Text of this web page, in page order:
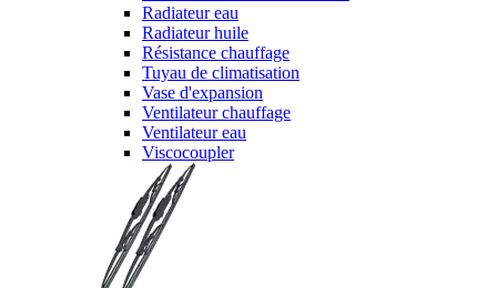
Radiateur eau
Radiateur huile
Résistance chauffage
Tuyau de climatisation
Vase d'expansion
Ventilateur chauffage
Ventilateur eau
Viscocoupler